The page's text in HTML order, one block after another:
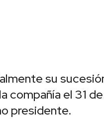
su
compañía el 31
presidente.